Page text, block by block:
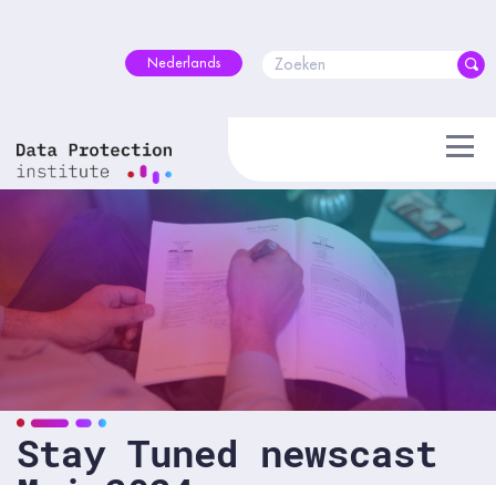
Nederlands
Stay Tuned newscast